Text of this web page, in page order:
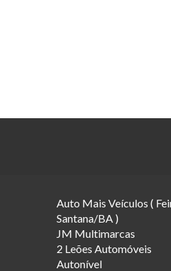
Auto Mais Veículos (
Santana/BA )
JM Multimarcas
2 Leões Automóveis
Autonível